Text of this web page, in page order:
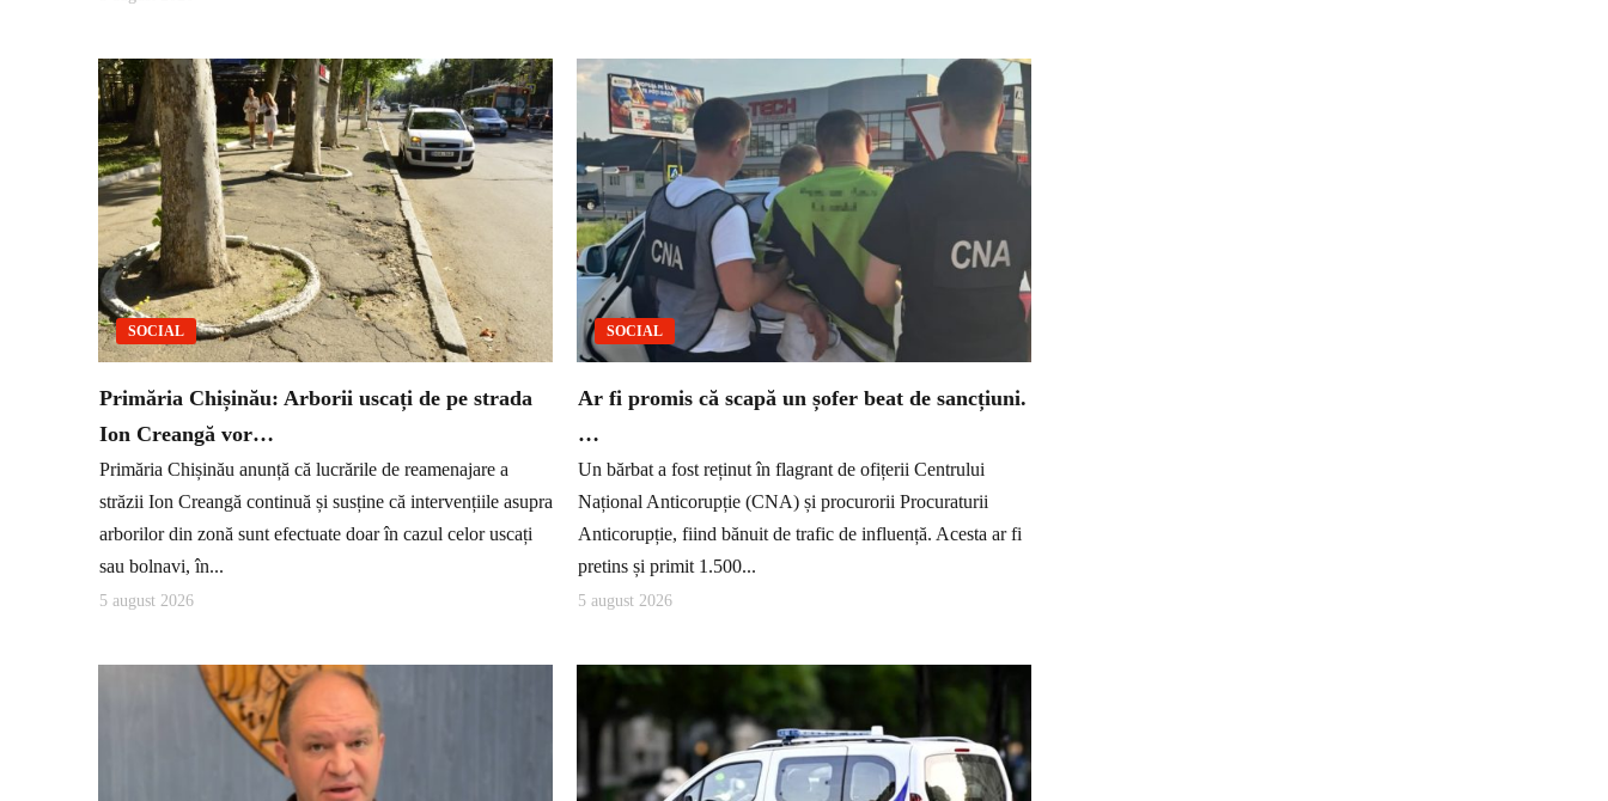
SOCIAL
Primăria Chișinău: Arborii uscați de pe strada
Ion Creangă vor…
Primăria Chișinău anunță că lucrările de reamenajare a
străzii Ion Creangă continuă și susține că intervențiile asupra
arborilor din zonă sunt efectuate doar în cazul celor uscați
sau bolnavi, în...
5 august 2026
SOCIAL
Ar fi promis că scapă un șofer beat de sancțiuni.
…
Un bărbat a fost reținut în flagrant de ofițerii Centrului
Național Anticorupție (CNA) și procurorii Procuraturii
Anticorupție, fiind bănuit de trafic de influență. Acesta ar fi
pretins și primit 1.500...
5 august 2026